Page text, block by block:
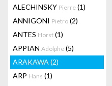
ALECHINSKY Pierre (1)
ANNIGONI Pietro (2)
ANTES Horst (1)
APPIAN Adolphe (5)
ARAKAWA (2)
ARP Hans (1)